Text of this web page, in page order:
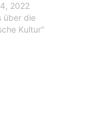
2022
über die
Kultur"